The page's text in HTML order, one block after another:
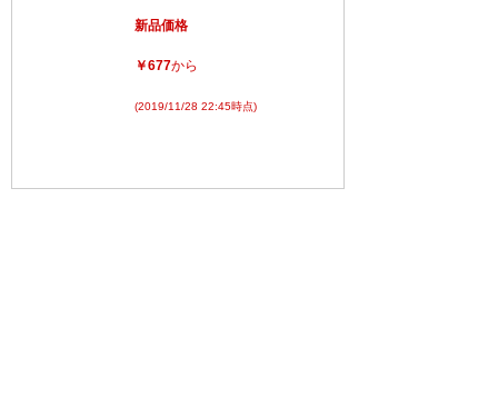
新品価格
￥677から
(2019/11/28 22:45時点)